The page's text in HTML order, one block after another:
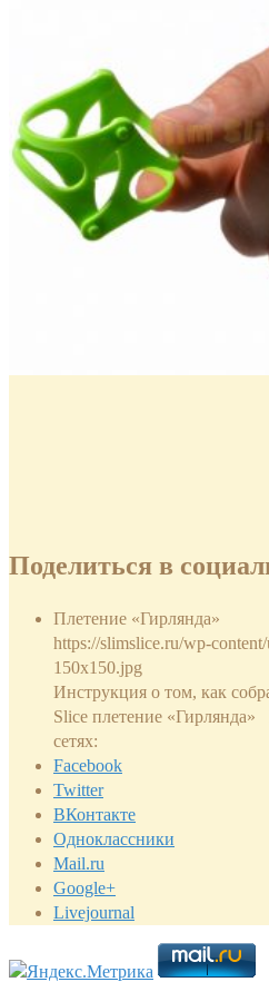
Поделиться в
Плетение «Гирлянда»
https://slimslice.ru/wp-
150x150.jpg
Инструкция о том, как
Slice плетение
сетях:
Facebook
Twitter
ВКонтакте
Одноклассники
Mail.ru
Google+
Livejournal